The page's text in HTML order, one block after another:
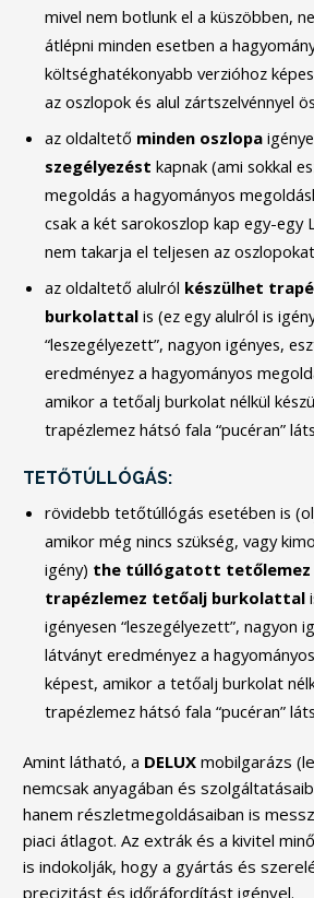
mivel nem botlunk el a küszöbben,
átlépni minden esetben a
költséghatékonyabb verzióhoz
az oszlopok és alul zártszelvénnyel
az oldaltető minden oszlopa
szegélyezést kapnak (ami sokkal
megoldás a hagyományos
csak a két sarokoszlop kap egy-egy
nem takarja el teljesen az
az oldaltető alulról készülhet
burkolattal is (ez egy alulról is
“leszegélyezett”, nagyon igényes,
eredményez a hagyományos
amikor a tetőalj burkolat nélkül
trapézlemez hátsó fala “pucéran”
TETŐTÚLLÓGÁS:
rövidebb tetőtúllógás esetében is
amikor még nincs szükség, vagy
igény) the túllógatott tetőlemez
trapézlemez tetőalj burkolattal
igényesen “leszegélyezett”, nagyon
látványt eredményez a
képest, amikor a tetőalj burkolat
trapézlemez hátsó fala “pucéran”
Amint látható, a DELUX mobilgarázs
nemcsak anyagában és
hanem részletmegoldásaiban is
piaci átlagot. Az extrák és a kivitel
is indokolják, hogy a gyártás és
precizitást és időráfordítást igényel.